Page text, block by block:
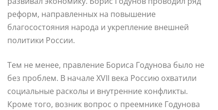
реформ, направленных на повышение
благосостояния народа и укрепление внешней
политики России.
Тем не менее, правление Бориса Годунова было не
без проблем. В начале XVII века Россию охватили
социальные расколы и внутренние конфликты.
Кроме того, возник вопрос о преемнике Годунова